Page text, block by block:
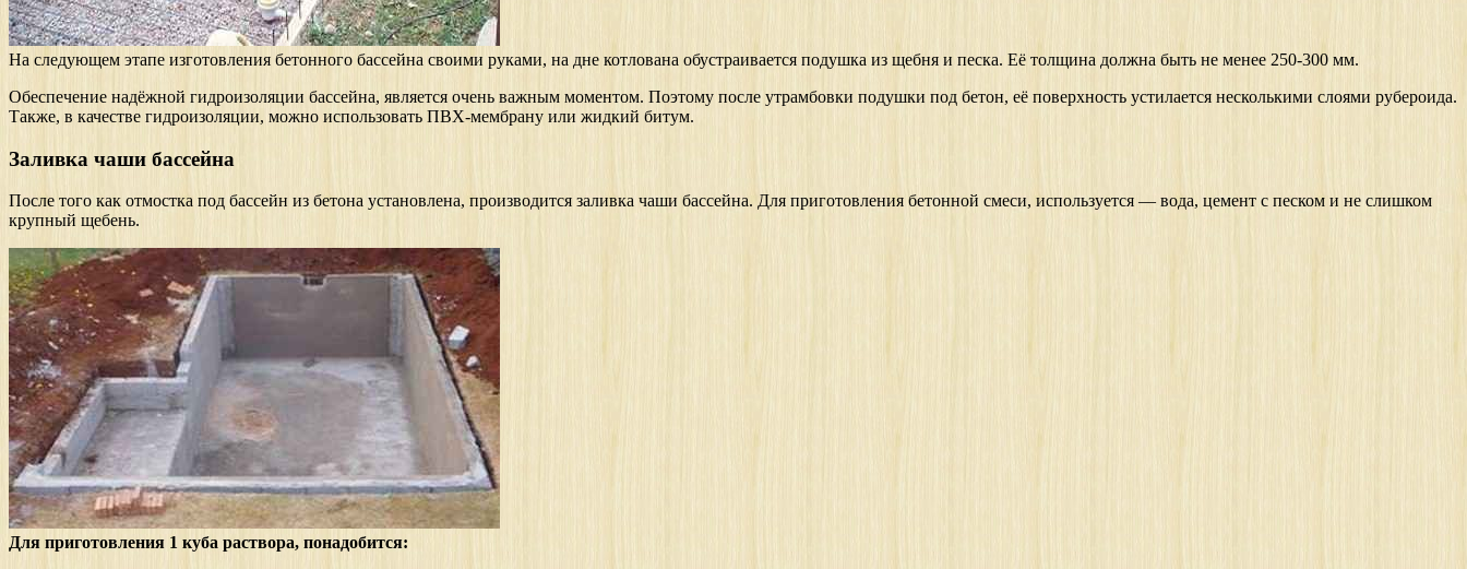
На следующем этапе изготовления бетонного бассейна своими руками, на дне котлована обустраивается подушка из щебня и песка. Её толщина должна быть не менее 250-300 мм.
Обеспечение надёжной гидроизоляции бассейна, является очень важным моментом. Поэтому после утрамбовки подушки под бетон, её поверхность устилается несколькими слоями рубероида.
Также, в качестве гидроизоляции, можно использовать ПВХ-мембрану или жидкий битум.
Заливка чаши бассейна
После того как отмостка под бассейн из бетона установлена, производится заливка чаши бассейна. Для приготовления бетонной смеси, используется — вода, цемент с песком и не слишком
крупный щебень.
Для приготовления 1 куба раствора, понадобится: